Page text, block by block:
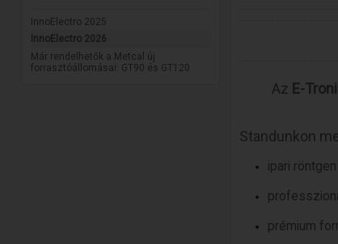
InnoElectro 2025
InnoElectro 2026
Már rendelhetők a Metcal új
forrasztóállomásai: GT90 és GT120
Az E-
Standunkon
ipari
prémium